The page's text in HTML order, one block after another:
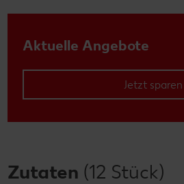
Aktuelle Angebote
Jetzt sparen
Zutaten (12 Stück)